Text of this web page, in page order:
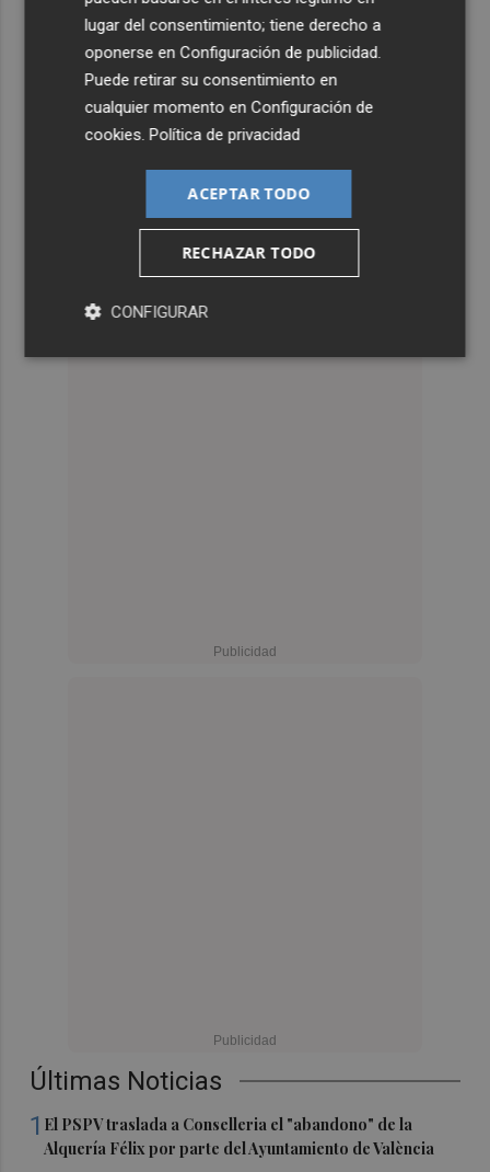
Últimas Noticias
1 El PSPV traslada a Conselleria el "abandono" de la
Alquería Félix por parte del Ayuntamiento de València
lugar del consentimiento; tiene derecho a
oponerse enConfiguración de publicidad
Puede retirar su consentimiento en
cualquier momento enConfiguración de
cookies .Política de privacidad
ACEPTAR TODO
RECHAZAR TODO
CONFIGURAR